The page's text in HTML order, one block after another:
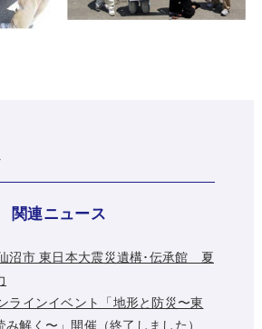
関連ニュース
沼市 東日本大震災遺構･伝承館 夏
ラインイベント「地形と防災〜東
み解く〜」開催（終了しました）